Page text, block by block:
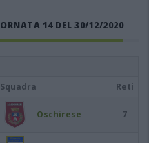
14 DEL 30/12/2020
Squadra Reti
Oschirese 7